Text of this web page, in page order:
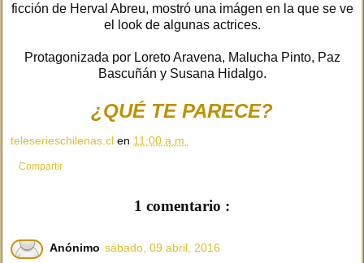
ficción de Herval Abreu, mostró una imágen en la que se ve
el look de algunas actrices.
Protagonizada por Loreto Aravena, Malucha Pinto, Paz
Bascuñán y Susana Hidalgo.
¿QUÉ TE PARECE?
teleserieschilenas.cl en 11:00 a.m.
Compartir
1 comentario :
Anónimo sábado, 09 abril, 2016